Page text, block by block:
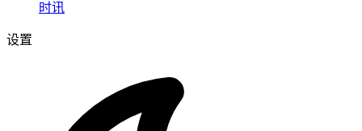
时讯
设置